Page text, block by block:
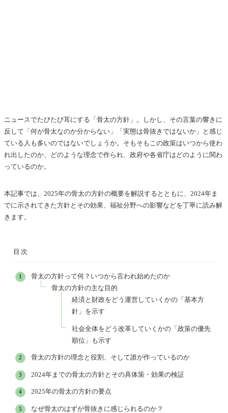
ニュースでたびたび耳にする「骨太の方針」。しかし、その言葉の響きに
反して「何が骨太なのか分からない」「実態は骨抜きではないか」と感じ
ている人も多いのではないでしょうか。そもそもこの政策はいつから使わ
れ出したのか、どのような理念で作られ、政府や各省庁はどのように関わ
っているのか。
本記事では、2025年の骨太の方針の概要を解説するとともに、2024年ま
でに示されてきた方針とその効果、福祉分野への影響などを丁寧に読み解
きます。
目次
骨太の方針って何？いつから言われ始めたのか
骨太の方針の主な目的
経済と財政をどう運営していくかの「基本方
針」を示す
社会全体をどう改革していくかの「政策の優先
順位」も示す
骨太の方針の理念と役割、そして誰が作っているのか
2024年までの骨太の方針とその具体策・効果の検証
2025年の骨太の方針の要点
なぜ骨太のはずが骨抜きに感じられるのか？